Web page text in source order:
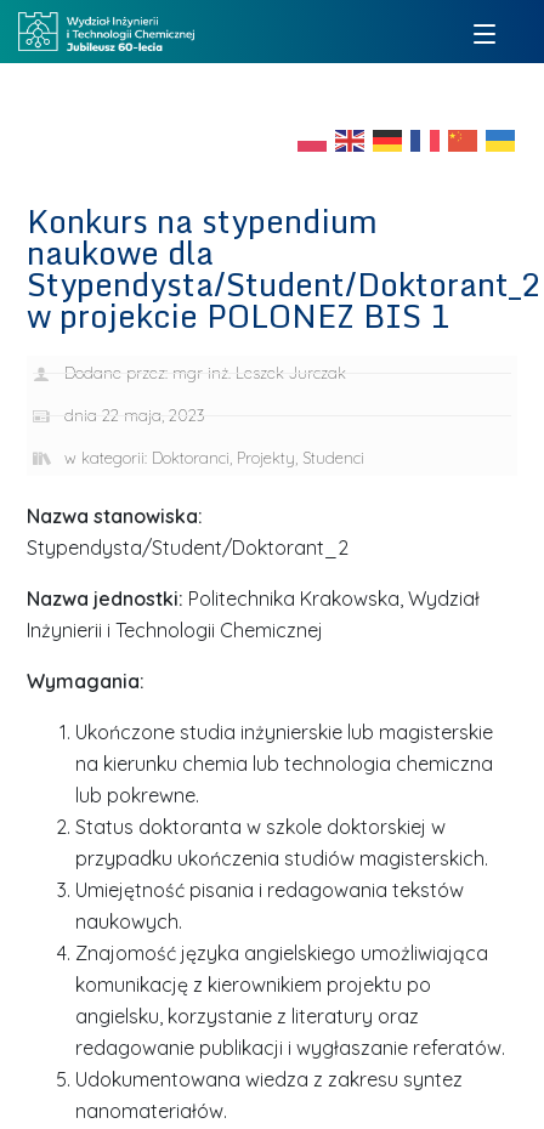
Konkurs na stypendium
naukowe dla
Stypendysta/Student/Doktorant_2
w projekcie POLONEZ BIS 1
Dodane przez: mgr inż. Leszek Jurczak
dnia 22 maja, 2023
w kategorii: Doktoranci, Projekty, Studenci
Nazwa stanowiska:
Stypendysta/Student/Doktorant_2
Nazwa jednostki: Politechnika Krakowska, Wydział
Inżynierii i Technologii Chemicznej
Wymagania:
Ukończone studia inżynierskie lub magisterskie
na kierunku chemia lub technologia chemiczna
lub pokrewne.
Status doktoranta w szkole doktorskiej w
przypadku ukończenia studiów magisterskich.
Umiejętność pisania i redagowania tekstów
naukowych.
Znajomość języka angielskiego umożliwiająca
komunikację z kierownikiem projektu po
angielsku, korzystanie z literatury oraz
redagowanie publikacji i wygłaszanie referatów.
Udokumentowana wiedza z zakresu syntez
nanomateriałów.